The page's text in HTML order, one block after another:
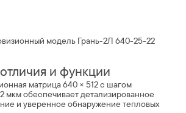
и функции
матрица 640 × 512 с шагом
мкм обеспечивает детализированное
и уверенное обнаружение тепловых